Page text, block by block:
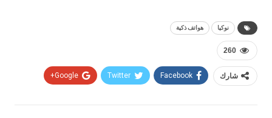
نوكيا هواتف ذكية
260
شارك Facebook
Twitter
Google+